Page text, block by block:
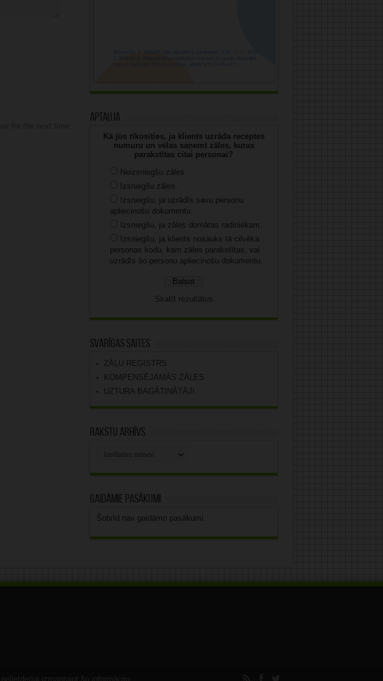
Aptauja
Kā jūs rīkosities, ja klients uzrāda receptes
numuru un vēlas saņemt zāles, kuras
parakstītas citai personai?
Neizsniegšu zāles.
Izsniegšu zāles.
Izsniegšu, ja uzrādīs savu personu
apliecinošu dokumentu.
Izsniegšu, ja zāles domātas radiniekam.
Izsniegšu, ja klients nosauks tā cilvēka
personas kodu, kam zāles parakstītas, vai
uzrādīs šo personu apliecinošu dokumentu.
Skatīt rezultātus
Svarīgas saites
ZĀĻU REĢISTRS
KOMPENSĒJAMĀS ZĀLES
UZTURA BAGĀTINĀTĀJI
Rakstu arhīvs
Gaidāmie pasākumi
Šobrīd nav gaidāmo pasākumi.
izmantojot šo informāciju.